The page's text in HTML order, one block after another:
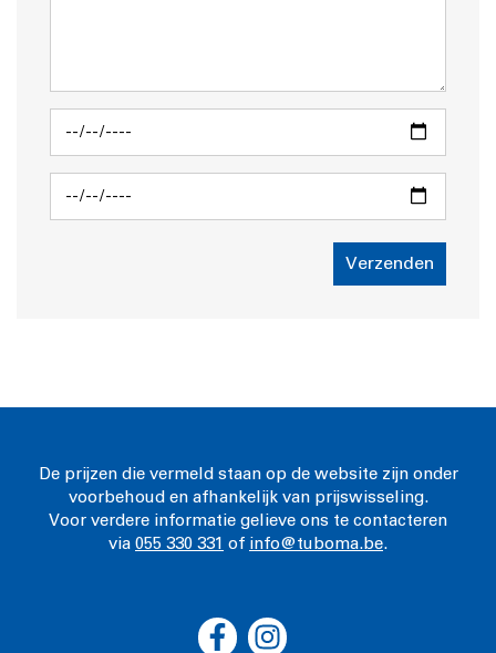
Verzenden
De prijzen die vermeld staan op de website zijn onder
voorbehoud en afhankelijk van prijswisseling.
Voor verdere informatie gelieve ons te contacteren
via 055 330 331 of info@tuboma.be.